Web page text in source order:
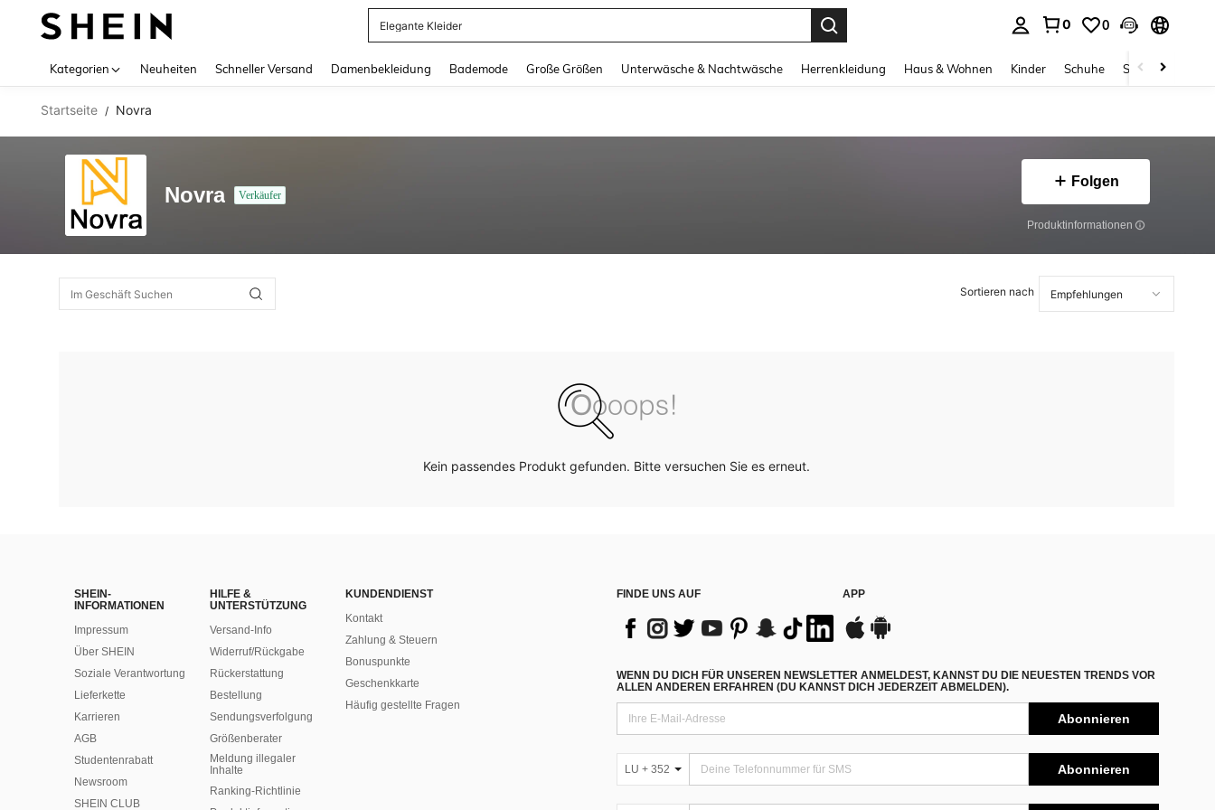
Elegante Kleider
0 0
Kategorien Neuheiten Schneller Versand Damenbekleidung Bademode Große Größen Unterwäsche & Nachtwäsche Herrenkleidung Haus & Wohnen Kinder Schuhe Schmuck &
Startseite / Novra
Novra Verkäufer
Folgen
Produktinformationen
Sortieren nach
Kein passendes Produkt gefunden. Bitte versuchen Sie es erneut.
SHEIN-
INFORMATIONEN
Impressum
Über SHEIN
Soziale Verantwortung
Lieferkette
Karrieren
AGB
Studentenrabatt
Newsroom
SHEIN CLUB
HILFE &
UNTERSTÜTZUNG
Versand-Info
Widerruf/Rückgabe
Rückerstattung
Bestellung
Sendungsverfolgung
Größenberater
Meldung illegaler
Inhalte
Ranking-Richtlinie
KUNDENDIENST
Kontakt
Zahlung & Steuern
Bonuspunkte
Geschenkkarte
Häufig gestellte Fragen
FINDE UNS AUF APP
WENN DU DICH FÜR UNSEREN NEWSLETTER ANMELDEST, KANNST DU DIE NEUESTEN TRENDS VOR
ALLEN ANDEREN ERFAHREN (DU KANNST DICH JEDERZEIT ABMELDEN).
Abonnieren
LU + 352 Abonnieren